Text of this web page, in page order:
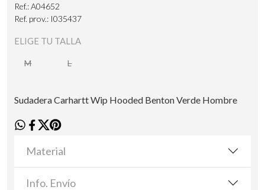
Ref.: A04652
Ref. prov.: I035437
ELIGE TU TALLA
M L
Sudadera Carhartt Wip Hooded Benton Verde Hombre
Material
Info. Envío